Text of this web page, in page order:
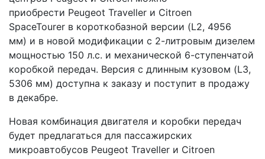
приобрести Peugeot Traveller и Citroen
SpaceTourer в короткобазной версии (L2, 4956
мм) и в новой модификации с 2-литровым дизелем
мощностью 150 л.с. и механической 6-ступенчатой
коробкой передач. Версия с длинным кузовом (L3,
5306 мм) доступна к заказу и поступит в продажу
в декабре.
Новая комбинация двигателя и коробки передач
будет предлагаться для пассажирских
микроавтобусов Peugeot Traveller и Citroen